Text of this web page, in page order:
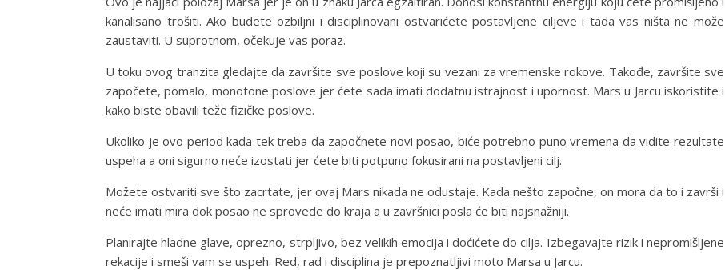
kanalisano trošiti. Ako budete ozbiljni i disciplinovani ostvarićete postavljene ciljeve i tada vas ništa ne može
zaustaviti. U suprotnom, očekuje vas poraz.
U toku ovog tranzita gledajte da završite sve poslove koji su vezani za vremenske rokove. Takođe, završite sve
započete, pomalo, monotone poslove jer ćete sada imati dodatnu istrajnost i upornost. Mars u Jarcu iskoristite i
kako biste obavili teže fizičke poslove.
Ukoliko je ovo period kada tek treba da započnete novi posao, biće potrebno puno vremena da vidite rezultate
uspeha a oni sigurno neće izostati jer ćete biti potpuno fokusirani na postavljeni cilj.
Možete ostvariti sve što zacrtate, jer ovaj Mars nikada ne odustaje. Kada nešto započne, on mora da to i završi i
neće imati mira dok posao ne sprovede do kraja a u završnici posla će biti najsnažniji.
Planirajte hladne glave, oprezno, strpljivo, bez velikih emocija i doćićete do cilja. Izbegavajte rizik i nepromišljene
rekacije i smeši vam se uspeh. Red, rad i disciplina je prepoznatljivi moto Marsa u Jarcu.